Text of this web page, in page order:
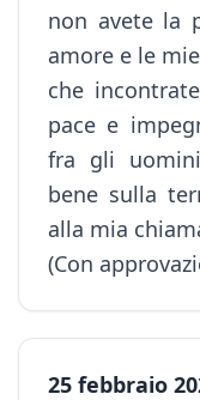
non avete la
amore e le
che
pace e
fra gli
bene sulla
alla mia
(Con
25 febbraio